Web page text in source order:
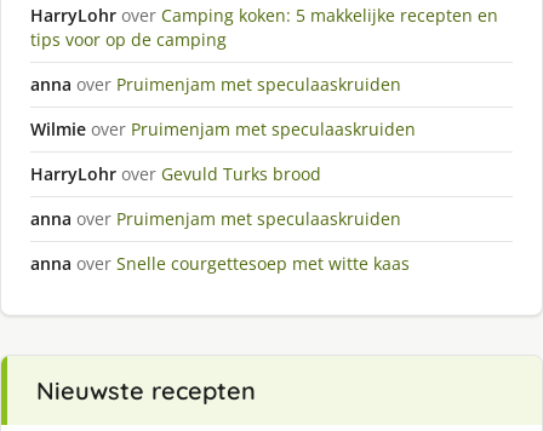
HarryLohr over Camping koken: 5 makkelijke recepten en
tips voor op de camping
anna over Pruimenjam met speculaaskruiden
Wilmie over Pruimenjam met speculaaskruiden
HarryLohr over Gevuld Turks brood
anna over Pruimenjam met speculaaskruiden
anna over Snelle courgettesoep met witte kaas
Nieuwste recepten